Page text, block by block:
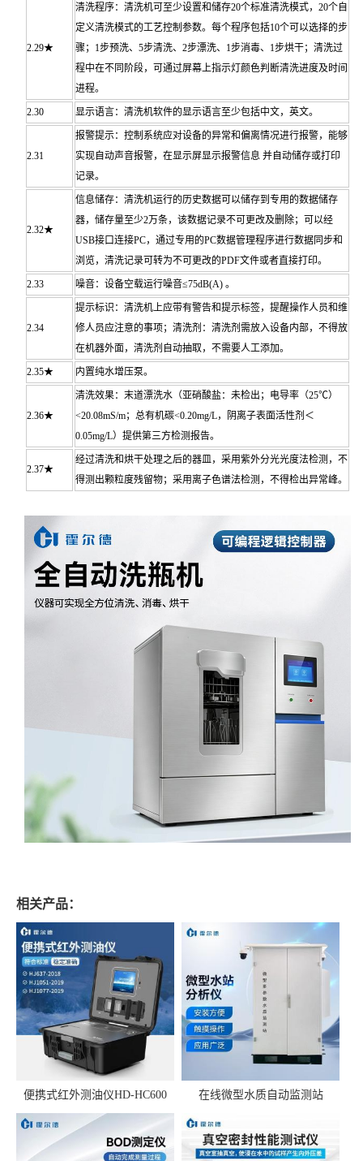
2.29★
清洗程序：清洗机可至少设置和储存20个标准清洗模式，20个自
定义清洗模式的工艺控制参数。每个程序包括10个可以选择的步
骤；1步预洗、5步清洗、2步漂洗、1步消毒、1步烘干；清洗过
程中在不同阶段，可通过屏幕上指示灯颜色判断清洗进度及时间
进程。
2.30 显示语言：清洗机软件的显示语言至少包括中文，英文。
2.31
报警提示：控制系统应对设备的异常和偏离情况进行报警，能够
实现自动声音报警，在显示屏显示报警信息 并自动储存或打印
记录。
2.32★
信息储存：清洗机运行的历史数据可以储存到专用的数据储存
器，储存量至少2万条，该数据记录不可更改及删除；可以经
USB接口连接PC，通过专用的PC数据管理程序进行数据同步和
浏览，清洗记录可转为不可更改的PDF文件或者直接打印。
2.33 噪音：设备空载运行噪音≤75dB(A) 。
2.34
提示标识：清洗机上应带有警告和提示标签，提醒操作人员和维
修人员应注意的事项；清洗剂：清洗剂需放入设备内部，不得放
在机器外面，清洗剂自动抽取，不需要人工添加。
2.35★ 内置纯水增压泵。
2.36★
清洗效果：末道漂洗水（亚硝酸盐：未检出；电导率（25℃）
<20.08mS/m；总有机碳<0.20mg/L，阴离子表面活性剂＜
0.05mg/L）提供第三方检测报告。
2.37★
经过清洗和烘干处理之后的器皿，采用紫外分光光度法检测，不
得测出颗粒度残留物；采用离子色谱法检测，不得检出异常峰。
相关产品：
便携式红外测油仪HD-HC600 在线微型水质自动监测站